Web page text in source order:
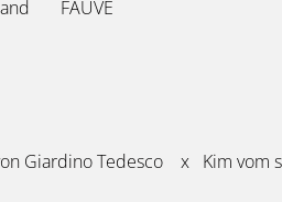
FAUVE
Giardino Tedesco x Kim vom